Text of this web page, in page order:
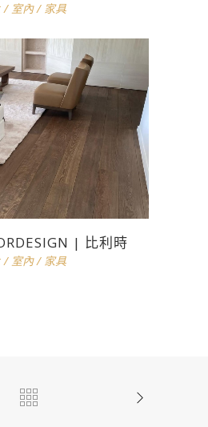
/ 室內/ 家具
| 比利時
/ 室內/ 家具